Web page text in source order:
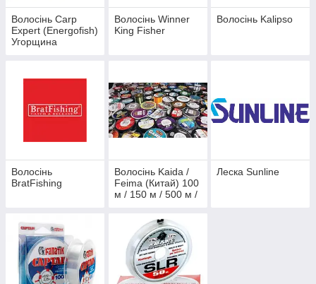
Волосінь Carp
Expert (Energofish)
Угорщина
Волосінь Winner
King Fisher
Волосінь Kalipso
Волосінь
BratFishing
Волосінь Kaida /
Feima (Китай) 100
м / 150 м / 500 м /
Леска Sunline